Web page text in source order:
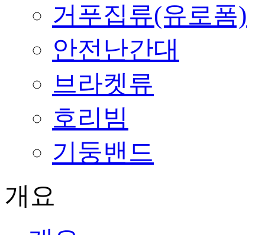
거푸집류(유로폼)
안전난간대
브라켓류
호리빔
기둥밴드
개요